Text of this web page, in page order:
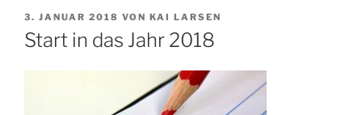
VERÖFFENTLICHT
AM
3. JANUAR 2018 VON KAI LARSEN
Start in das Jahr 2018